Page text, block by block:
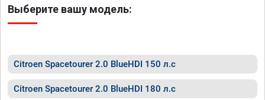
Выберите вашу модель:
Citroen Spacetourer 2.0 BlueHDI 150 л.с
Citroen Spacetourer 2.0 BlueHDI 180 л.с